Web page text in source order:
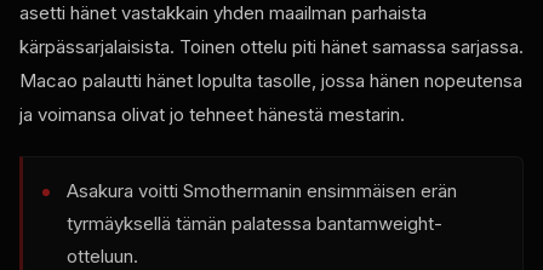
asetti hänet vastakkain yhden maailman parhaista
kärpässarjalaisista. Toinen ottelu piti hänet samassa sarjassa.
Macao palautti hänet lopulta tasolle, jossa hänen nopeutensa
ja voimansa olivat jo tehneet hänestä mestarin.
Asakura voitti Smothermanin ensimmäisen erän
tyrmäyksellä tämän palatessa bantamweight-
otteluun.